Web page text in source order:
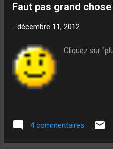
Faut pas grand
- décembre 11, 2012
Cliquez sur
4 commentaires